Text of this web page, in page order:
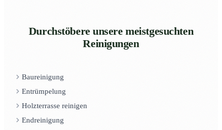
Durchstöbere unsere meistgesuchten
Reinigungen
Baureinigung
Entrümpelung
Holzterrasse reinigen
Endreinigung